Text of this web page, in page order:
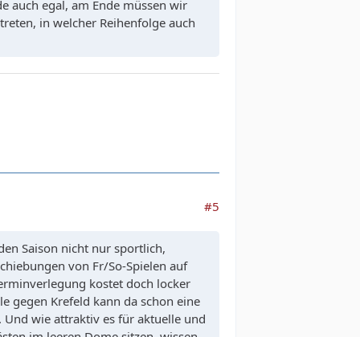
auch egal, am Ende müssen wir
in welcher Reihenfolge auch
#5
Saison nicht nur sportlich,
von Fr/So-Spielen auf
kostet doch locker
gegen Krefeld kann da schon eine
wie attraktiv es für aktuelle und